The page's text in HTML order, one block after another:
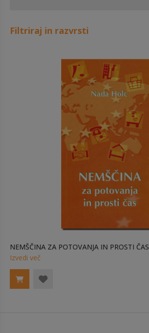
NEMŠČINA ZA POTOVANJA IN PROSTI ČAS
Izvedi več
Filtriraj in razvrsti